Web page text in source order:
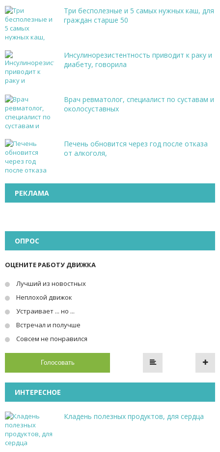
Три бесполезные и 5 самых нужных каш, для
граждан старше 50
Инсулинорезистентность приводит к раку и
диабету, говорила
Врач ревматолог, специалист по суставам и
околосуставных
Печень обновится через год после отказа
от алкоголя,
РЕКЛАМА
ОПРОС
ОЦЕНИТЕ РАБОТУ ДВИЖКА
Лучший из новостных
Неплохой движок
Устраивает ... но ...
Встречал и получше
Совсем не понравился
Голосовать
ИНТЕРЕСНОЕ
Кладень полезных продуктов, для сердца